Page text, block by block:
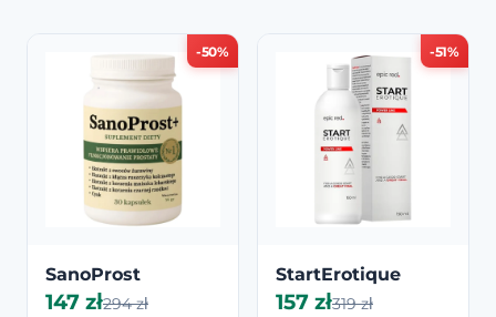
-50%
SanoProst
147 zł294 zł
-51%
StartErotique
157 zł319 zł